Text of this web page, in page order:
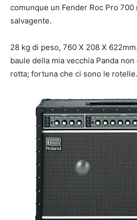
comunque un Fender Roc Pro 700
salvagente.
28 kg di peso, 760 X 208 X
baule della mia vecchia Panda
rotta; fortuna che ci sono le